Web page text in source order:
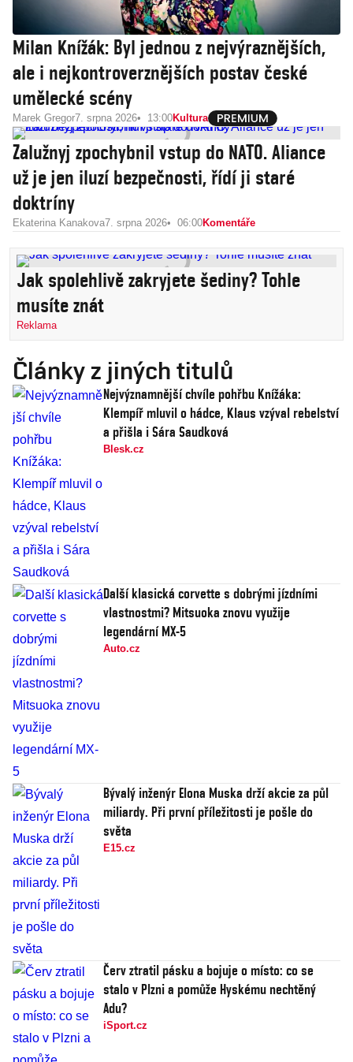
Milan Knížák: Byl jednou z nejvýraznějších,
ale i nejkontroverznějších postav české
umělecké scény
Marek Gregor7. srpna 2026 13:00Kultura
Zalužnyj zpochybnil vstup do NATO. Aliance
už je jen iluzí bezpečnosti, řídí ji staré
doktríny
Ekaterina Kanakova7. srpna 2026 06:00Komentáře
Jak spolehlivě zakryjete šediny? Tohle
musíte znát
Reklama
Články z jiných titulů
Nejvýznamnější chvíle pohřbu Knížáka:
Klempíř mluvil o hádce, Klaus vzýval rebelství
a přišla i Sára Saudková
Blesk.cz
Další klasická corvette s dobrými jízdními
vlastnostmi? Mitsuoka znovu využije
legendární MX-5
Auto.cz
Bývalý inženýr Elona Muska drží akcie za půl
miliardy. Při první příležitosti je pošle do
světa
E15.cz
Červ ztratil pásku a bojuje o místo: co se
stalo v Plzni a pomůže Hyskému nechtěný
Adu?
iSport.cz